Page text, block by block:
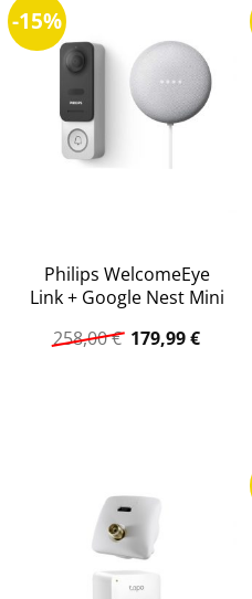
-15%
Philips WelcomeEye
Link + Google Nest Mini
258,00€ Ursprünglicher
Preis
179,99€